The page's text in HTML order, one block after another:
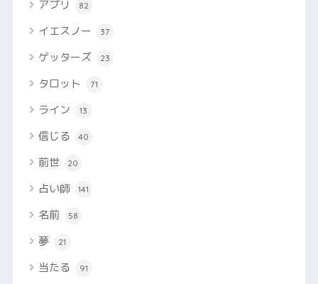
アプリ 82
イエスノー 37
ゲッターズ 23
タロット 71
ライン 13
信じる 40
前世 20
占い師 141
名前 58
夢 21
当たる 91